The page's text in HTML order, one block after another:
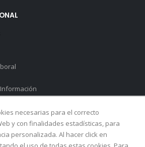
necesarias para el correcto
y con finalidades estadísticas, para
personalizada. Al hacer click en